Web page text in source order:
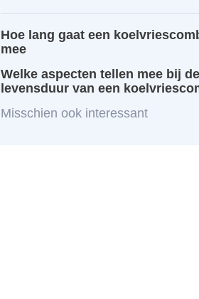
Hoe lang gaat een
mee
Welke aspecten tellen mee bij de
levensduur van een
Misschien ook interessant